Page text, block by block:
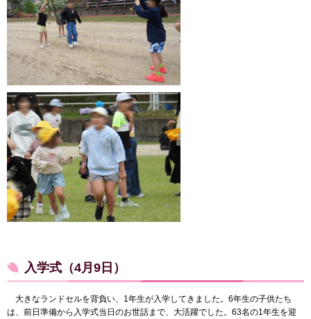
入学式（4月9日）
大きなランドセルを背負い、1年生が入学してきました。6年生の子供たち
は、前日準備から入学式当日のお世話まで、大活躍でした。63名の1年生を迎